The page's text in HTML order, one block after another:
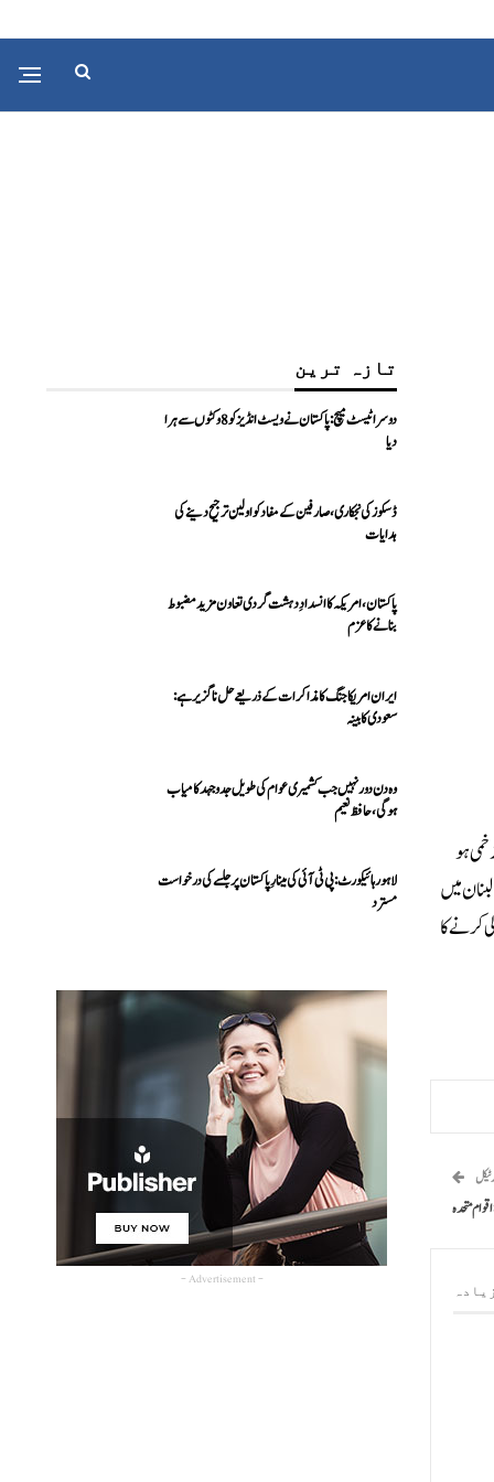
باعث 28 افراد شہید اور متعدد زخمی ہو
میں
کرنے کا
متحدہ
تازہ ترین
دوسرا ٹیسٹ میچ: پاکستان نے ویسٹ انڈیز کو 8 وکٹوں سے ہرا
دیا
ڈسکوز کی نجکاری،صارفین کے مفاد کو اولین ترجیح دینے کی
ہدایات
پاکستان، امریکہ کا انسدادِ دہشت گردی تعاون مزید مضبوط
بنانے کا عزم
ایران امریکا جنگ کا مذاکرات کے ذریعے حل ناگزیر ہے:
سعودی کابینہ
وہ دن دور نہیں جب کشمیری عوام کی طویل جدوجہد کامیاب
ہوگی،حافظ نعیم
لاہور ہائیکورٹ: پی ٹی آئی کی مینارِ پاکستان پر جلسے کی درخواست
مسترد
- Advertisement -